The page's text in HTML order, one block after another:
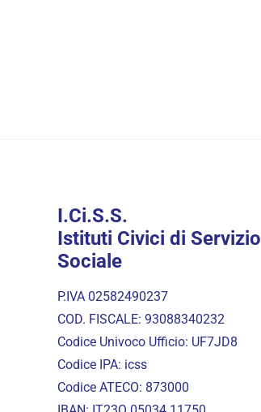
I.Ci.S.S.
Istituti Civici di Servizio
Sociale
P.IVA 02582490237
COD. FISCALE: 93088340232
Codice Univoco Ufficio: UF7JD8
Codice IPA: icss
Codice ATECO: 873000